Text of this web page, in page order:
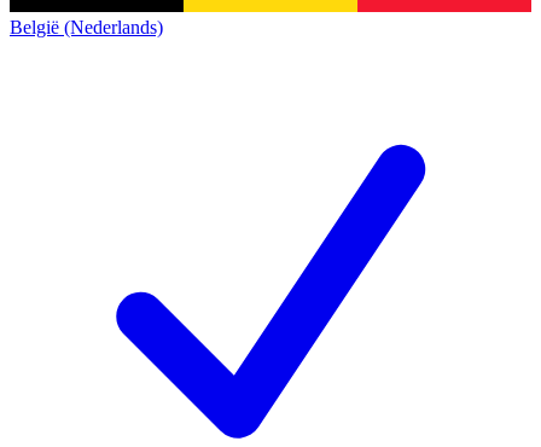
België (Nederlands)